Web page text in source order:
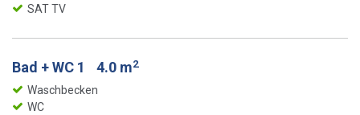
SAT TV
Bad + WC 1 4.0 m2
Waschbecken
WC